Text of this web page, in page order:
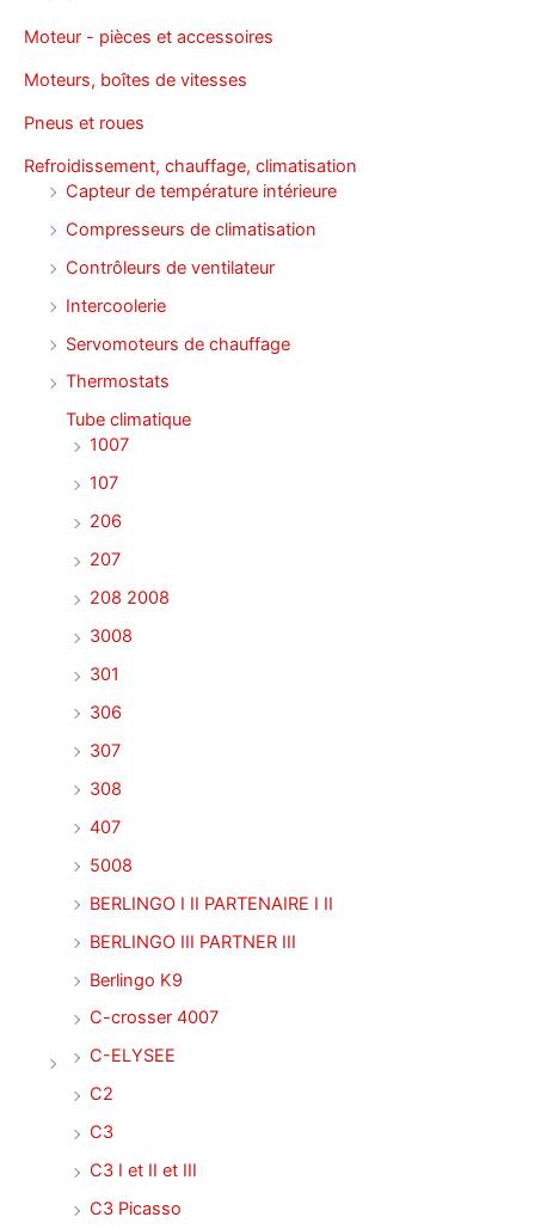
Moteur - pièces et accessoires
Moteurs, boîtes de vitesses
Pneus et roues
Refroidissement, chauffage, climatisation
Capteur de température intérieure
Compresseurs de climatisation
Contrôleurs de ventilateur
Intercoolerie
Servomoteurs de chauffage
Thermostats
Tube climatique
1007
107
206
207
208 2008
3008
301
306
307
308
407
5008
BERLINGO I II PARTENAIRE I II
BERLINGO III PARTNER III
Berlingo K9
C-crosser 4007
C-ELYSEE
C2
C3
C3 I et II et III
C3 Picasso